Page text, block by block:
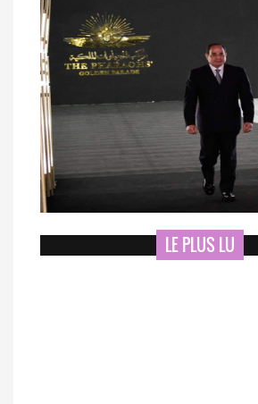
LE PLUS LU